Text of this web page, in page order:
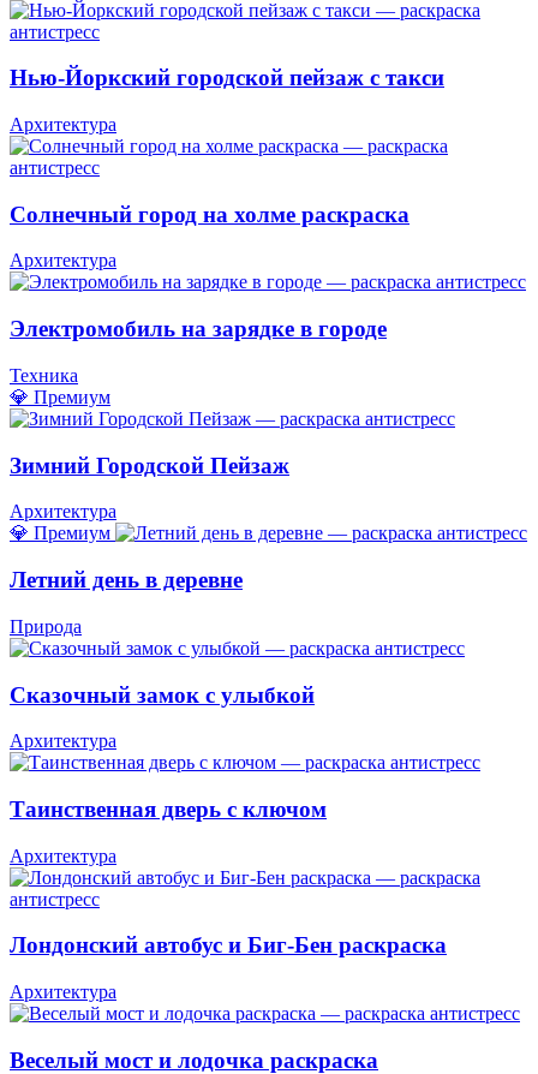
Нью-Йоркский городской пейзаж с такси
Архитектура
Солнечный город на холме раскраска
Архитектура
Электромобиль на зарядке в городе
Техника
💎 Премиум
Зимний Городской Пейзаж
Архитектура
💎 Премиум
Летний день в деревне
Природа
Сказочный замок с улыбкой
Архитектура
Таинственная дверь с ключом
Архитектура
Лондонский автобус и Биг-Бен раскраска
Архитектура
Веселый мост и лодочка раскраска